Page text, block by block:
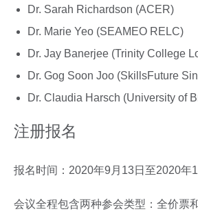
Dr. Sarah Richardson (ACER)
Dr. Marie Yeo (SEAMEO RELC)
Dr. Jay Banerjee (Trinity College
Dr. Gog Soon Joo (SkillsFuture
Dr. Claudia Harsch (University of
注册报名
报名时间：2020年9月13日至2020年
会议全程包含两种参会类型：全价票